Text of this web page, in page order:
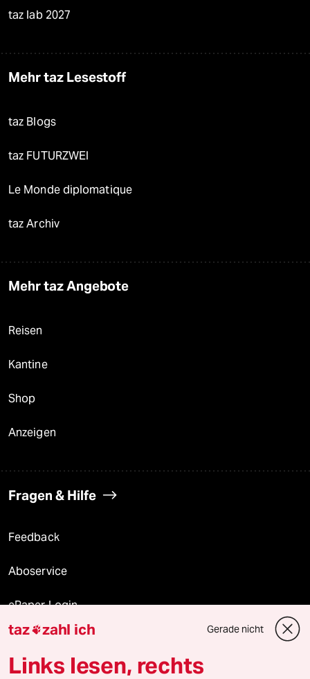
taz lab 2027
Mehr taz Lesestoff
taz Blogs
taz FUTURZWEI
Le Monde diplomatique
taz Archiv
Mehr taz Angebote
Reisen
Kantine
Shop
Anzeigen
Fragen & Hilfe
Feedback
Aboservice
ePaper Login
Downloads für Abonnierende
taz zahl ich Gerade nicht
Links lesen, rechts